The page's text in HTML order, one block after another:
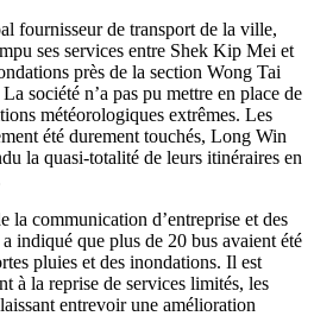
fournisseur de transport de la ville,
ses services entre Shek Kip Mei et
près de la section Wong Tai
société n’a pas pu mettre en place de
météorologiques extrêmes. Les
été durement touchés, Long Win
la quasi-totalité de leurs itinéraires en
la communication d’entreprise et des
indiqué que plus de 20 bus avaient été
pluies et des inondations. Il est
à la reprise de services limités, les
entrevoir une amélioration